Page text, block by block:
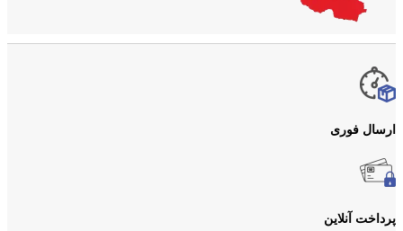
ارسال فوری
پرداخت آنلاین